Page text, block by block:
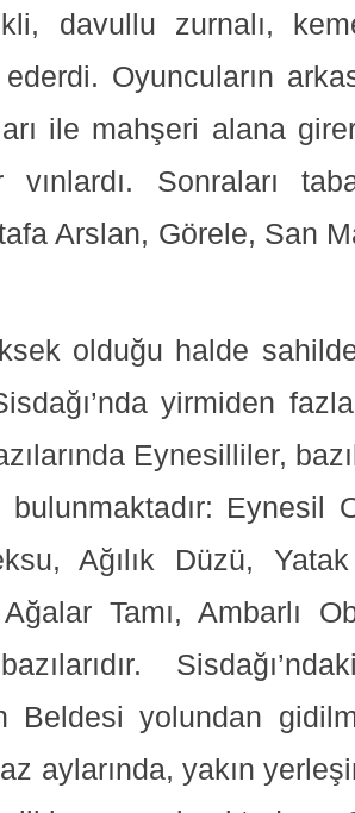
davullu zurnalı,
ederdi. Oyuncuların
ile mahşeri alana
vınlardı. Sonraları
Arslan, Görele, San
olduğu halde
yirmiden
Eynesilliler,
Eynesil
Ağılık Düzü,
Tamı, Ambarlı
Beldesi yolundan
aylarında, yakın